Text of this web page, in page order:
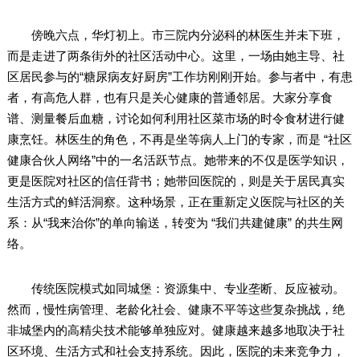
傍晚六点，华灯初上。市三院内分泌科的林医生并未下班，
而是走进了两条街外的社区活动中心。这里，一场由她主导、社
区居民参与的“糖尿病友好厨房”工作坊刚刚开始。参与者中，有患
者，有高危人群，也有只是关心健康的普通邻居。大家分享食
谱、测量餐后血糖，讨论如何利用社区菜市场的时令食材进行健
康烹饪。林医生的角色，不再是坐等病人上门的专家，而是 “社区
健康合伙人网络”中的一名活跃节点。她带来的不仅是医学知识，
更是医院对社区的信任背书；她带回医院的，则是关于居民真实
生活方式的鲜活洞察。这种场景，正在重新定义医院与社区的关
系：从“我来治你”的单向输送，转变为 “我们共建健康” 的共生网
络。
传统医院模式如同城堡：资源集中、专业垄断、反应被动。
然而，慢性病管理、老龄化社会、健康不平等这些复杂挑战，绝
非城堡内的高精尖技术能够单独应对。健康越来越多地取决于社
区环境、生活方式和社会支持系统。因此，医院的未来竞争力，